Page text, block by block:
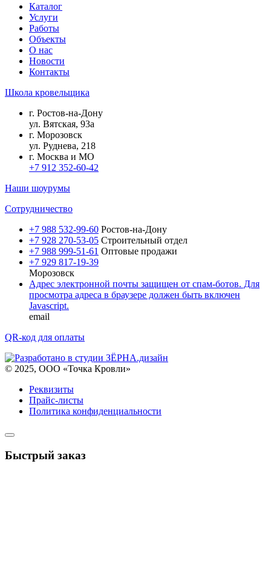
Каталог
Услуги
Работы
Объекты
О нас
Новости
Контакты
Школа кровельщика
г. Ростов-на-Дону
ул. Вятская, 93а
г. Морозовск
ул. Руднева, 218
г. Москва и МО
+7 912 352-60-42
Наши шоурумы
Сотрудничество
+7 988 532-99-60 Ростов-на-Дону
+7 928 270-53-05 Строительный отдел
+7 988 999-51-61 Оптовые продажи
+7 929 817-19-39
Морозовск
Адрес электронной почты защищен от спам-ботов. Для
просмотра адреса в браузере должен быть включен
Javascript.
email
QR-код для оплаты
© 2025, ООО «Точка Кровли»
Реквизиты
Прайс-листы
Политика конфиденциальности
Быстрый заказ